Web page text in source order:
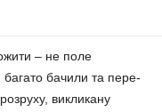
– не поле
багато бачили та пере­
викликану